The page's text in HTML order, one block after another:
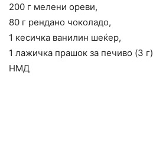
200 г мелени ореви,
80 г рендано чоколадо,
1 кесичка ванилин шеќер,
1 лажичка прашок за печиво (3 г)
НМД